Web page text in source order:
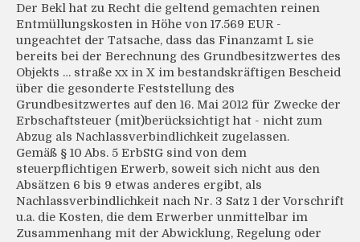
Der Bekl hat zu Recht die geltend gemachten reinen
Entmüllungskosten in Höhe von 17.569 EUR -
ungeachtet der Tatsache, dass das Finanzamt L sie
bereits bei der Berechnung des Grundbesitzwertes des
Objekts … straße xx in X im bestandskräftigen Bescheid
über die gesonderte Feststellung des
Grundbesitzwertes auf den 16. Mai 2012 für Zwecke der
Erbschaftsteuer (mit)berücksichtigt hat - nicht zum
Abzug als Nachlassverbindlichkeit zugelassen.
Gemäß § 10 Abs. 5 ErbStG sind von dem
steuerpflichtigen Erwerb, soweit sich nicht aus den
Absätzen 6 bis 9 etwas anderes ergibt, als
Nachlassverbindlichkeit nach Nr. 3 Satz 1 der Vorschrift
u.a. die Kosten, die dem Erwerber unmittelbar im
Zusammenhang mit der Abwicklung, Regelung oder